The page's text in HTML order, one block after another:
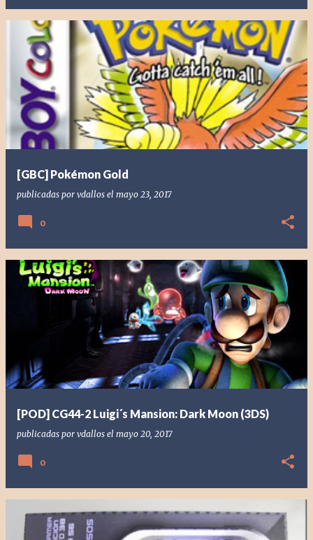
[GBC] Pokémon Gold
publicadas por vdallos el mayo 23, 2017
0
[POD] CG44-2 Luigi´s Mansion: Dark Moon (3DS)
publicadas por vdallos el mayo 20, 2017
0